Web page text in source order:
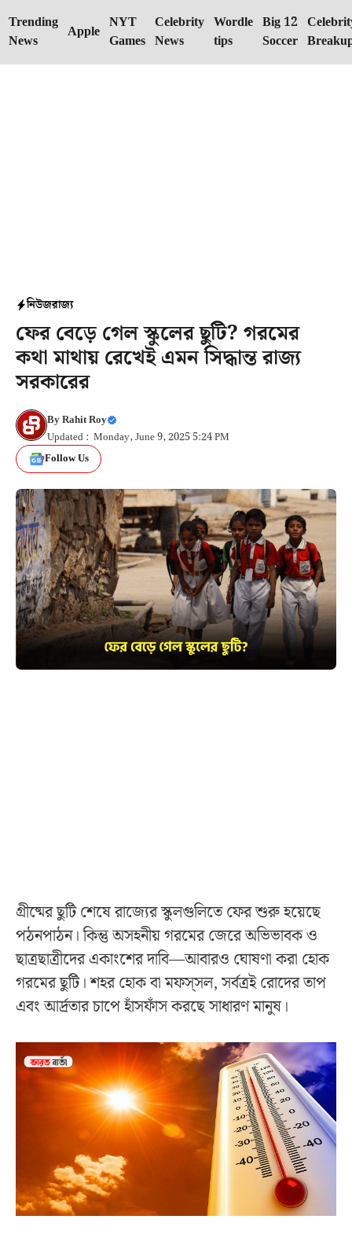
Skip
to
content
Trending
News
Apple NYT
Games
Celebrity
News
Wordle
tips
Big 12
Soccer
নিউজরাজ্য
ফের বেড়ে গেল স্কুলের ছুটি? গরমের
কথা মাথায় রেখেই এমন সিদ্ধান্ত রাজ্য
সরকারের
ByRahit Roy
Updated : Monday, June 9, 2025 5:24 PM
Follow Us
গ্রীষ্মের ছুটি শেষে রাজ্যের স্কুলগুলিতে ফের শুরু হয়েছে
পঠনপাঠন। কিন্তু অসহনীয় গরমের জেরে অভিভাবক ও
ছাত্রছাত্রীদের একাংশের দাবি—আবারও ঘোষণা করা হোক
গরমের ছুটি। শহর হোক বা মফস্‌সল, সর্বত্রই রোদের তাপ
এবং আর্দ্রতার চাপে হাঁসফাঁস করছে সাধারণ মানুষ।